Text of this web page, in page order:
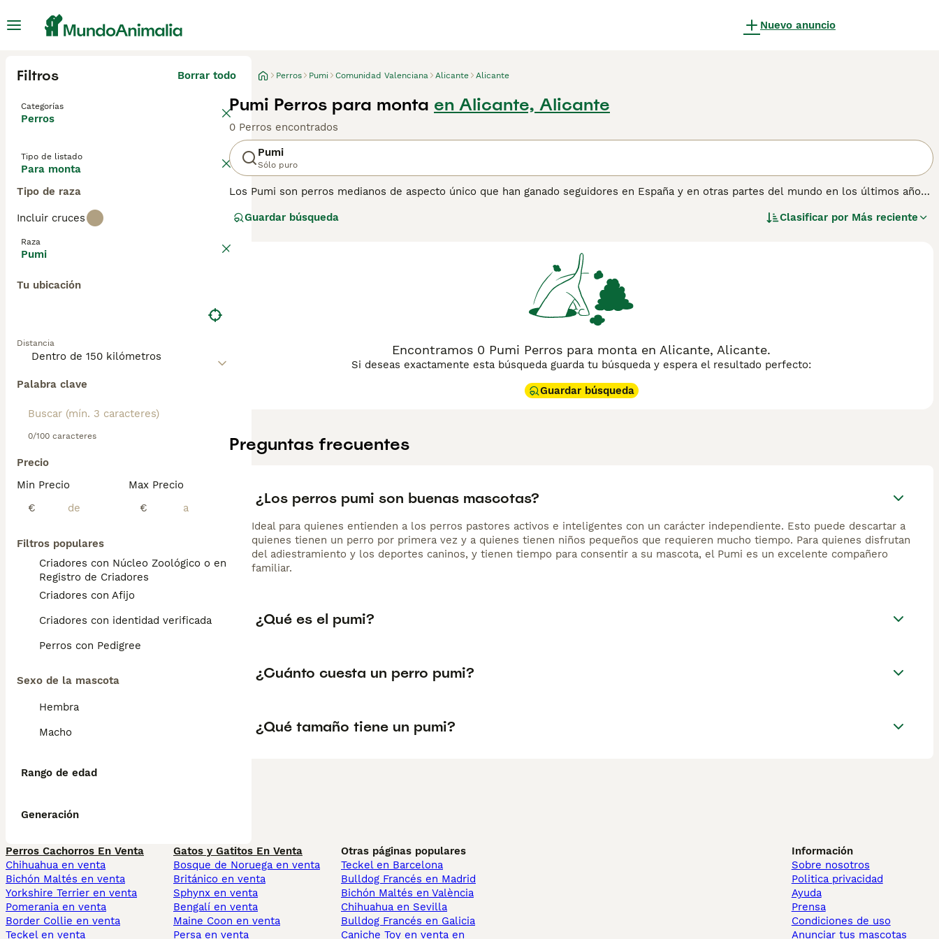
Nuevo anuncio
Filtros Borrar todo
Categorías
Perros
Tipo de listado
Para monta
Tipo de raza
Incluir cruces
Raza
Pumi
Tu ubicación
Distancia
Palabra clave
0/100 caracteres
Precio
Min Precio
€
Max Precio
€
Filtros populares
Criadores con Núcleo Zoológico o en el
Registro de Criadores
Criadores con Afijo
Criadores con identidad verificada
Perros con Pedigree
Sexo de la mascota
Hembra
Macho
Rango de edad
Generación
Perros Pumi Comunidad Valenciana Alicante Alicante
Pumi Perros para monta en Alicante, Alicante
0 Perros encontrados
Pumi
Sólo puro
Los Pumi son perros medianos de aspecto único que han ganado seguidores en España y en otras partes del mundo en los últimos años.
con sus familias, incluyendo a los niños, y siempre están dispuestos a jugar a juegos interactivos con ellos. Lee nuestra página de
Guardar búsqueda Clasificar por Más reciente
Encontramos 0 Pumi Perros para monta en Alicante, Alicante.
Si deseas exactamente esta búsqueda guarda tu búsqueda y espera el resultado perfecto:
Guardar búsqueda
Preguntas frecuentes
¿Los perros pumi son buenas mascotas?
Ideal para quienes entienden a los perros pastores activos e inteligentes con un carácter independiente. Esto puede descartar a
quienes tienen un perro por primera vez y a quienes tienen niños pequeños que requieren mucho tiempo. Para quienes disfrutan
del adiestramiento y los deportes caninos, y tienen tiempo para consentir a su mascota, el Pumi es un excelente compañero
familiar.
¿Qué es el pumi?
¿Cuánto cuesta un perro pumi?
¿Qué tamaño tiene un pumi?
Perros Cachorros En Venta
Chihuahua en venta
Bichón Maltés en venta
Yorkshire Terrier en venta
Pomerania en venta
Border Collie en venta
Teckel en venta
Gatos y Gatitos En Venta
Bosque de Noruega en venta
Británico en venta
Sphynx en venta
Bengalí en venta
Maine Coon en venta
Persa en venta
Otras páginas populares
Teckel en Barcelona
Bulldog Francés en Madrid
Bichón Maltés en València
Chihuahua en Sevilla
Bulldog Francés en Galicia
Caniche Toy en venta en
Información
Sobre nosotros
Politica privacidad
Ayuda
Prensa
Condiciones de uso
Anunciar tus mascotas